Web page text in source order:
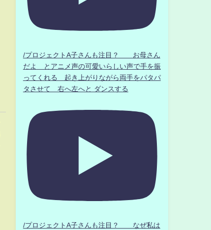
/プロジェクトA子さんも注目？ お母さん
だよ とアニメ声の可愛いらしい声で手を振
ってくれる 起き上がりながら両手をパタパ
タさせて 右へ左へと ダンスする
/プロジェクトA子さんも注目？ なぜ私は